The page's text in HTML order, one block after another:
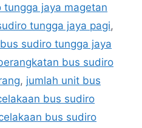
jaya magetan
tungga jaya pagi,
sudiro tungga jaya
bus sudiro
, jumlah unit bus
bus sudiro
bus sudiro